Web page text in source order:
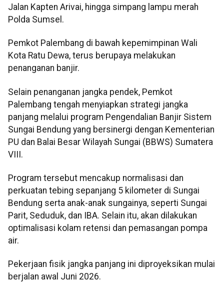
Jalan Kapten Arivai, hingga simpang lampu merah
Polda Sumsel.
Pemkot Palembang di bawah kepemimpinan Wali
Kota Ratu Dewa, terus berupaya melakukan
penanganan banjir.
Selain penanganan jangka pendek, Pemkot
Palembang tengah menyiapkan strategi jangka
panjang melalui program Pengendalian Banjir Sistem
Sungai Bendung yang bersinergi dengan Kementerian
PU dan Balai Besar Wilayah Sungai (BBWS) Sumatera
VIII.
Program tersebut mencakup normalisasi dan
perkuatan tebing sepanjang 5 kilometer di Sungai
Bendung serta anak-anak sungainya, seperti Sungai
Parit, Seduduk, dan IBA. Selain itu, akan dilakukan
optimalisasi kolam retensi dan pemasangan pompa
air.
Pekerjaan fisik jangka panjang ini diproyeksikan mulai
berjalan awal Juni 2026.